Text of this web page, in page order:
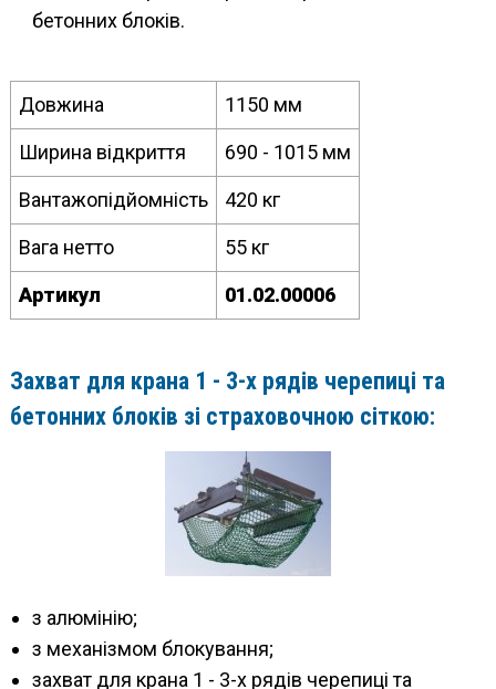
бетонних блоків.
Довжина 1150 мм
Ширина відкриття 690 - 1015 мм
Вантажопідйомність 420 кг
Вага нетто 55 кг
Артикул 01.02.00006
Захват для крана 1 - 3-х рядів черепиці та
бетонних блоків зі страховочною сіткою:
з алюмінію;
з механізмом блокування;
захват для крана 1 - 3-х рядів черепиці та